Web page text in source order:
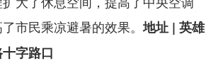
市民乘凉避暑的效果。地址 | 英雄
字路口